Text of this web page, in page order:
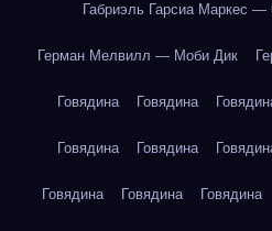
Габриэль Гарсиа Маркес —
Герман Мелвилл — Моби Дик
Говядина Говядина
Говядина Говядина
Говядина Говядина Говядина